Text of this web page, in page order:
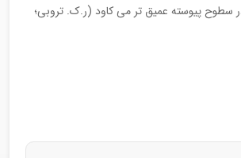
سطوح پیوسته عمیق تر می کاود (ر.ک. تروبی؛